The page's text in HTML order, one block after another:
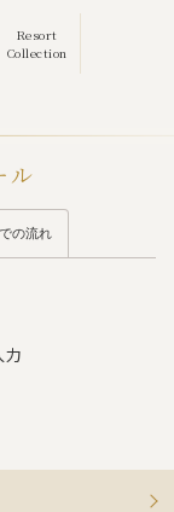
Resort
Collection
ル
の流れ
力